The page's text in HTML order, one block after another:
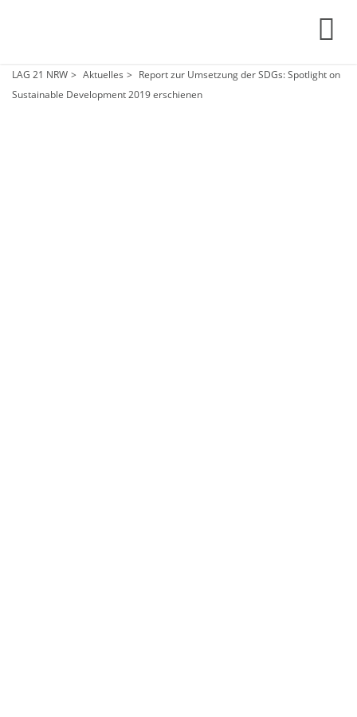
LAG 21 NRW Aktuelles
Report zur Umsetzung der SDGs: Spotlight on
Sustainable Development 2019 erschienen